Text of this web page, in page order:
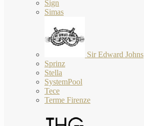
Sign
Simas
Sir Edward Johns
Sprinz
Stella
SystemPool
Tece
Terme Firenze